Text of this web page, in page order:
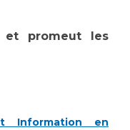
et promeut les
Information en